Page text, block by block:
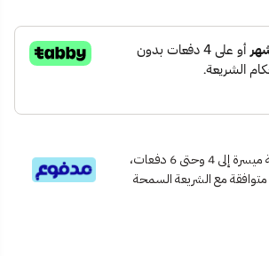
مع جميع أنواع غسالات الملابس الأوتوماتيكية
حسب موقع الغسالة والمسافة إلى مصدر
قسم دفعاتك بطريقة ميسرة إلى 4 وحتى 6 دفعات،
مع الشريعة السمحة